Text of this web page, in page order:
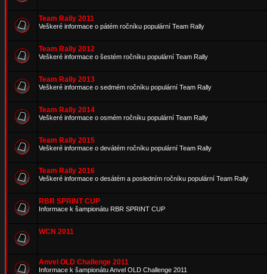
Team Rally 2011
Veškeré informace o pátém ročníku populární Team Rally
Team Rally 2012
Veškeré informace o šestém ročníku populární Team Rally
Team Rally 2013
Veškeré informace o sedmém ročníku populární Team Rally
Team Rally 2014
Veškeré informace o osmém ročníku populární Team Rally
Team Rally 2015
Veškeré informace o devátém ročníku populární Team Rally
Team Rally 2016
Veškeré informace o desátém a posledním ročníku populární Team Rally
RBR SPRINT CUP
Informace k šampionátu RBR SPRINT CUP
WCN 2011
Anvel OLD Challenge 2011
Informace k šampionátu Anvel OLD Challenge 2011